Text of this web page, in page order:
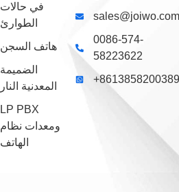
في حالات
الطوارئ
هاتف السجن
الضميمة
المعدنية النار
LP PBX
ومعدات نظام
الهاتف
sales@joiwo.com
0086-574-
58223622
+8613858200389